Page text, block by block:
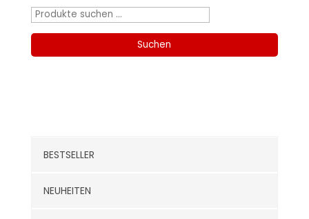
Suchen
Suchen
BESTSELLER
NEUHEITEN